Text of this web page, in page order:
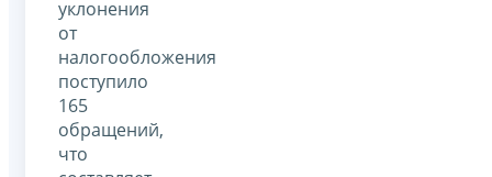
уклонения
от
налогообложения
поступило
165
обращений,
что